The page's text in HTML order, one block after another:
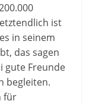
ist
in seinem
das sagen
gute Freunde
begleiten.
für